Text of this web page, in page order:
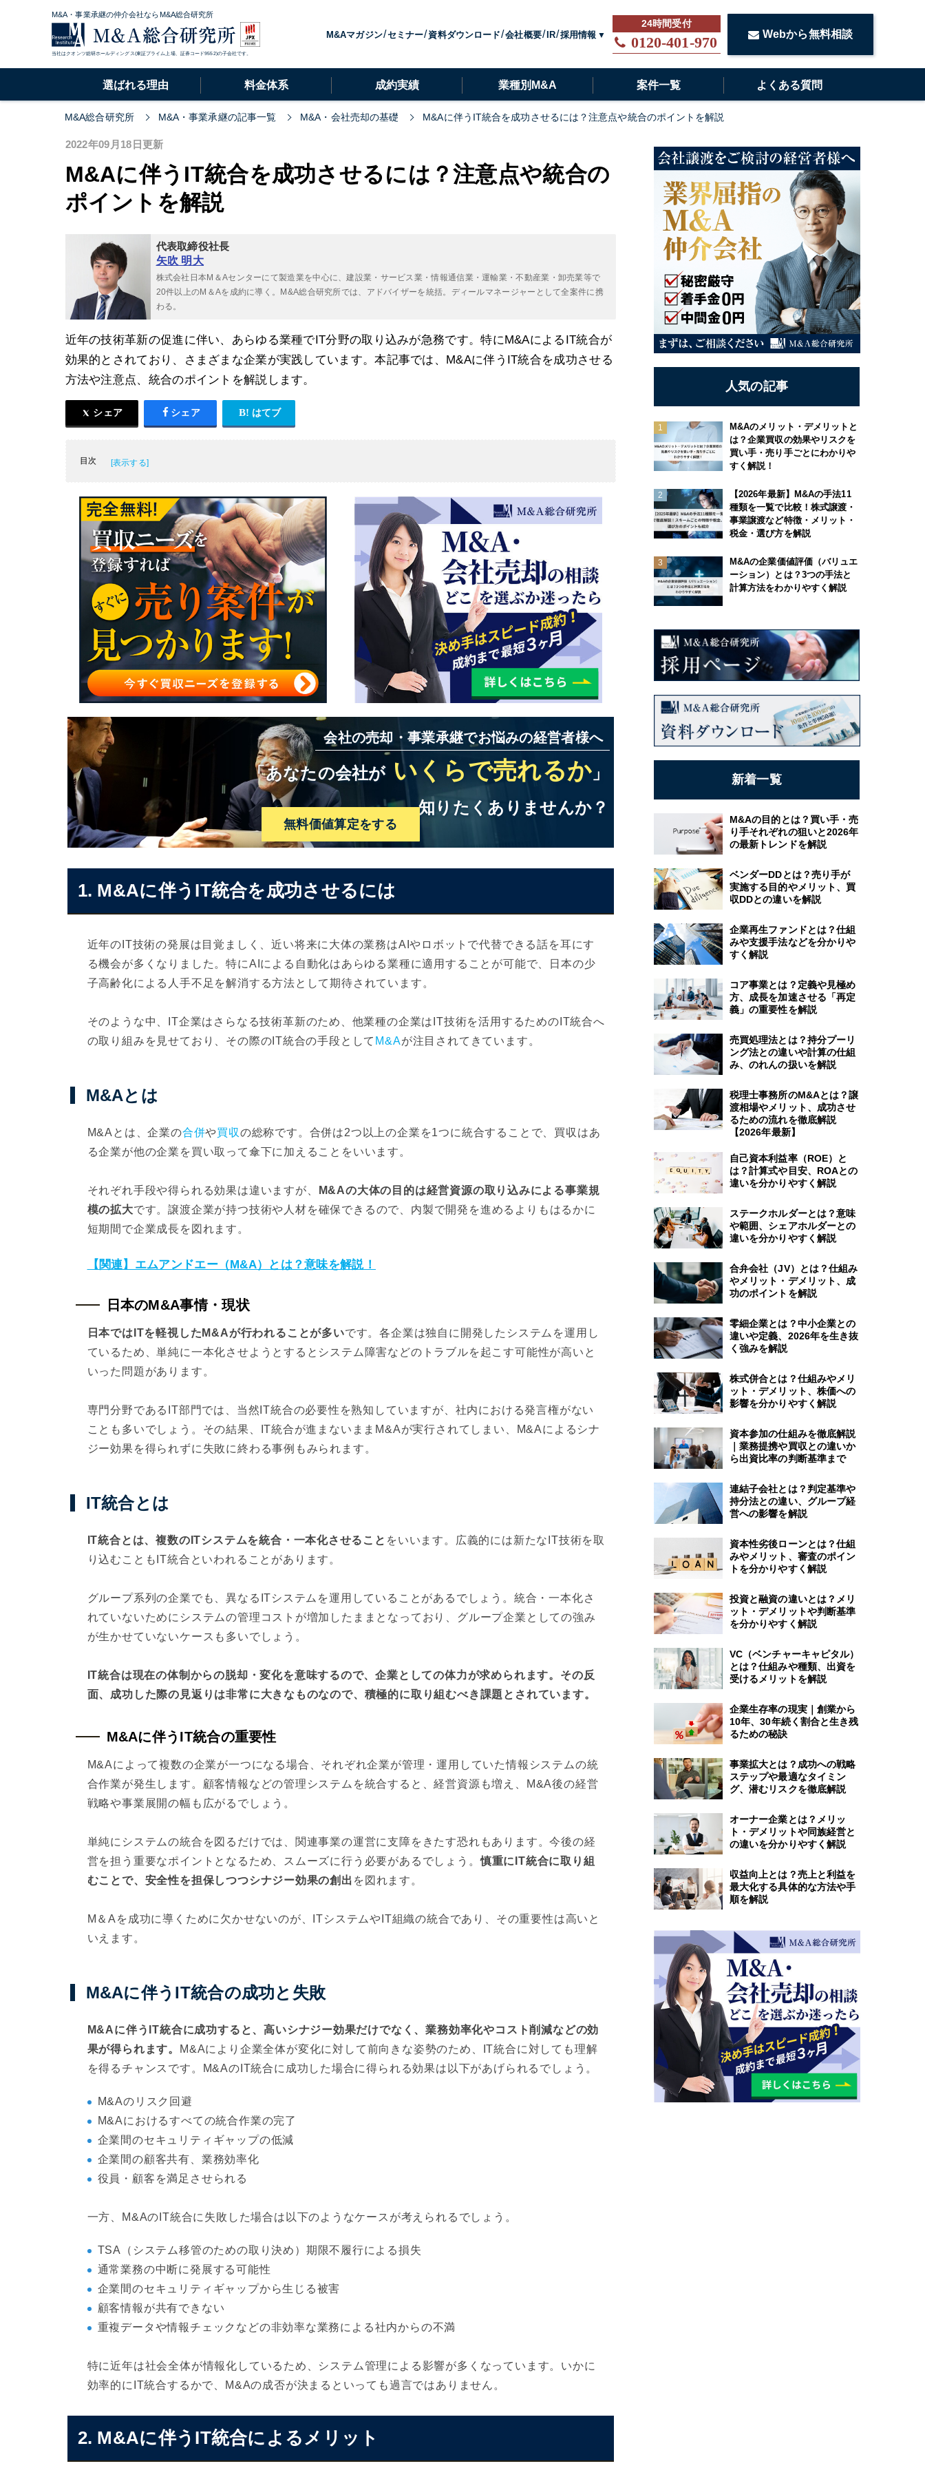
M&A・事業承継の仲介会社ならM&A総合研究所
当社はクオンツ総研ホールディングス(東証プライム上場、証券コード9552)の子会社です。
M&Aマガジン セミナー 資料ダウンロード 会社概要 IR 採用情報 0120-401-970 Webから無料相談
選ばれる理由 料金体系 成約実績 業種別M&A 案件一覧 よくある質問
M&A総合研究所 M&A・事業承継の記事一覧 M&A・会社売却の基礎 M&Aに伴うIT統合を成功させるには？注意点や統合のポイントを解説
2022年09月18日更新
M&Aに伴うIT統合を成功させるには？注意点や統合の
ポイントを解説
代表取締役社長
矢吹 明大
株式会社日本M＆Aセンターにて製造業を中心に、建設業・サービス業・情報通信業・運輸業・不動産業・卸売業等で
20件以上のM＆Aを成約に導く。M&A総合研究所では、アドバイザーを統括。ディールマネージャーとして全案件に携
わる。
近年の技術革新の促進に伴い、あらゆる業種でIT分野の取り込みが急務です。特にM&AによるIT統合が
効果的とされており、さまざまな企業が実践しています。本記事では、M&Aに伴うIT統合を成功させる
方法や注意点、統合のポイントを解説します。
シェア シェア はてブ
目次
M&Aに伴うIT統合によるメリット
M&Aに伴うIT統合のデメリット・注意点
M&Aに伴うIT統合のポイント
M&Aに伴うIT統合を成功させる方法
M&Aに伴うIT統合のまとめ
会社の売却・事業承継でお悩みの経営者様へ
「あなたの会社が いくらで売れるか 」
知りたくありませんか？
無料価値算定をする
1. M&Aに伴うIT統合を成功させるには
近年のIT技術の発展は目覚ましく、近い将来に大体の業務はAIやロボットで代替できる話を耳にす
る機会が多くなりました。特にAIによる自動化はあらゆる業種に適用することが可能で、日本の少
子高齢化による人手不足を解消する方法として期待されています。
そのような中、IT企業はさらなる技術革新のため、他業種の企業はIT技術を活用するためのIT統合へ
の取り組みを見せており、その際のIT統合の手段として M&Aが注目されてきています。
M&Aとは
M&Aとは、企業の合併や買収の総称です。合併は2つ以上の企業を1つに統合することで、買収はあ
る企業が他の企業を買い取って傘下に加えることをいいます。
それぞれ手段や得られる効果は違いますが、
M&Aの大体の目的は経営資源の取り込みによる事業規
模の拡大です。譲渡企業が持つ技術や人材を確保できるので、内製で開発を進めるよりもはるかに
短期間で企業成長を図れます。
【関連】エムアンドエー（M&A）とは？意味を解説！
日本のM&A事情・現状
日本ではITを軽視したM&Aが行われることが多いです。各企業は独自に開発したシステムを運用し
ているため、単純に一本化させようとするとシステム障害などのトラブルを起こす可能性が高いと
いった問題があります。
専門分野であるIT部門では、当然IT統合の必要性を熟知していますが、社内における発言権がない
ことも多いでしょう。その結果、IT統合が進まないままM&Aが実行されてしまい、M&Aによるシナ
ジー効果を得られずに失敗に終わる事例もみられます。
IT統合とは
IT統合とは、複数のITシステムを統合・一本化させること をいいます。広義的には新たなIT技術を取
り込むこともIT統合といわれることがあります。
グループ系列の企業でも、異なるITシステムを運用していることがあるでしょう。統合・一本化さ
れていないためにシステムの管理コストが増加したままとなっており、グループ企業としての強み
が生かせていないケースも多いでしょう。
IT統合は現在の体制からの脱却・変化を意味するので、企業としての体力が求められます。その反
面、成功した際の見返りは非常に大きなものなので、積極的に取り組むべき課題とされています。
M&Aに伴うIT統合の重要性
M&Aによって複数の企業が一つになる場合、それぞれ企業が管理・運用していた情報システムの統
合作業が発生します。顧客情報などの管理システムを統合すると、経営資源も増え、M&A後の経営
戦略や事業展開の幅も広がるでしょう。
単純にシステムの統合を図るだけでは、関連事業の運営に支障をきたす恐れもあります。今後の経
営を担う重要なポイントとなるため、スムーズに行う必要があるでしょう。慎重にIT統合に取り組
むことで、安全性を担保しつつシナジー効果の創出 を図れます。
M＆Aを成功に導くために欠かせないのが、ITシステムやIT組織の統合であり、その重要性は高いと
いえます。
M&Aに伴うIT統合の成功と失敗
M&Aに伴うIT統合に成功すると、高いシナジー効果だけでなく、業務効率化やコスト削減などの効
果が得られます。
M&Aにより企業全体が変化に対して前向きな姿勢のため、IT統合に対しても理解
を得るチャンスです。M&AのIT統合に成功した場合に得られる効果は以下があげられるでしょう。
M&Aのリスク回避
M&Aにおけるすべての統合作業の完了
企業間のセキュリティギャップの低減
企業間の顧客共有、業務効率化
役員・顧客を満足させられる
一方、M&AのIT統合に失敗した場合は以下のようなケースが考えられるでしょう。
TSA（システム移管のための取り決め）期限不履行による損失
通常業務の中断に発展する可能性
企業間のセキュリティギャップから生じる被害
顧客情報が共有できない
重複データや情報チェックなどの非効率な業務による社内からの不満
特に近年は社会全体が情報化しているため、システム管理による影響が多くなっています。いかに
効率的にIT統合するかで、M&Aの成否が決まるといっても過言ではありません。
2. M&Aに伴うIT統合によるメリット
人気の記事
M&Aのメリット・デメリットと
は？企業買収の効果やリスクを
買い手・売り手ごとにわかりや
すく解説！
【2026年最新】M&Aの手法11
種類を一覧で比較！株式譲渡・
事業譲渡など特徴・メリット・
税金・選び方を解説
M&Aの企業価値評価（バリュエ
ーション）とは？3つの手法と
計算方法をわかりやすく解説
新着一覧
M&Aの目的とは？買い手・売
り手それぞれの狙いと2026年
の最新トレンドを解説
ベンダーDDとは？売り手が
実施する目的やメリット、買
収DDとの違いを解説
企業再生ファンドとは？仕組
みや支援手法などを分かりや
すく解説
コア事業とは？定義や見極め
方、成長を加速させる「再定
義」の重要性を解説
売買処理法とは？持分プーリ
ング法との違いや計算の仕組
み、のれんの扱いを解説
税理士事務所のM&Aとは？譲
渡相場やメリット、成功させ
るための流れを徹底解説
【2026年最新】
自己資本利益率（ROE）と
は？計算式や目安、ROAとの
違いを分かりやすく解説
ステークホルダーとは？意味
や範囲、シェアホルダーとの
違いを分かりやすく解説
合弁会社（JV）とは？仕組み
やメリット・デメリット、成
功のポイントを解説
零細企業とは？中小企業との
違いや定義、2026年を生き抜
く強みを解説
株式併合とは？仕組みやメリ
ット・デメリット、株価への
影響を分かりやすく解説
資本参加の仕組みを徹底解説
｜業務提携や買収との違いか
ら出資比率の判断基準まで
連結子会社とは？判定基準や
持分法との違い、グループ経
営への影響を解説
資本性劣後ローンとは？仕組
みやメリット、審査のポイン
トを分かりやすく解説
投資と融資の違いとは？メリ
ット・デメリットや判断基準
を分かりやすく解説
VC（ベンチャーキャピタル）
とは？仕組みや種類、出資を
受けるメリットを解説
企業生存率の現実｜創業から
10年、30年続く割合と生き残
るための秘訣
事業拡大とは？成功への戦略
ステップや最適なタイミン
グ、潜むリスクを徹底解説
オーナー企業とは？メリッ
ト・デメリットや同族経営と
の違いを分かりやすく解説
収益向上とは？売上と利益を
最大化する具体的な方法や手
順を解説